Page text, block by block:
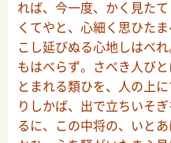
れば、今一度、かく見た
くてやと、心細く思ひた
こし延びぬる心地しはべ
もはべらず。さべき人び
とまれる類ひを、人の上
りしかば、出で立ちいそ
るに、この中将の、いと